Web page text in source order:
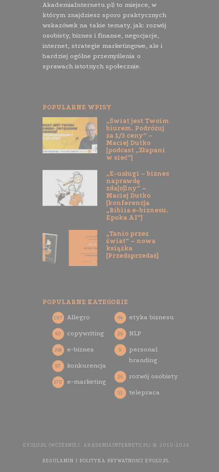
AkademiaInternetu.pl) to miejsce, w
którym znajdziesz sporo praktycznych
wskazówek na takie tematy, jak: rozwój
osobisty, biznes i finanse, negocjacje,
internet, strategie marketingowe, ale i
bardziej ogólne przemyślenia o
sprawach istotnych społecznie.
POPULARNE WPISY
„Świat jest Twoim
biurem. Podróżuj
za 1/3 ceny” –
Maciej Dutko
[podcast „Złapani
w sieć”]
„E-usługi – biznes
naprawdę
zda[o]lny” –
Maciej Dutko
[konferencja
„Biblia e-biznesu.
Epoka AI”]
„Tanio przez
świat” – nowa
książka
[Przedsprzedaż]
POPULARNE KATEGORIE
Allegro
107
copywriting
60
e-biznes
268
konkurencja
97
e-marketing
170
etyka biznesu
94
NLP
29
personal
branding
9
rozwój osobisty
26
telepraca
11
EVOLU.PL (WCZEŚNIEJ: AKADEMIAINTERNETU.PL) © 2010-2026
REGULAMIN I POLITYKA PRYWATNOŚCI EVOLU.PL